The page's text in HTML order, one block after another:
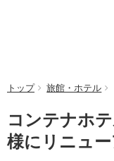
トップ 旅館・ホテル
コンテナホ
様にリニュ